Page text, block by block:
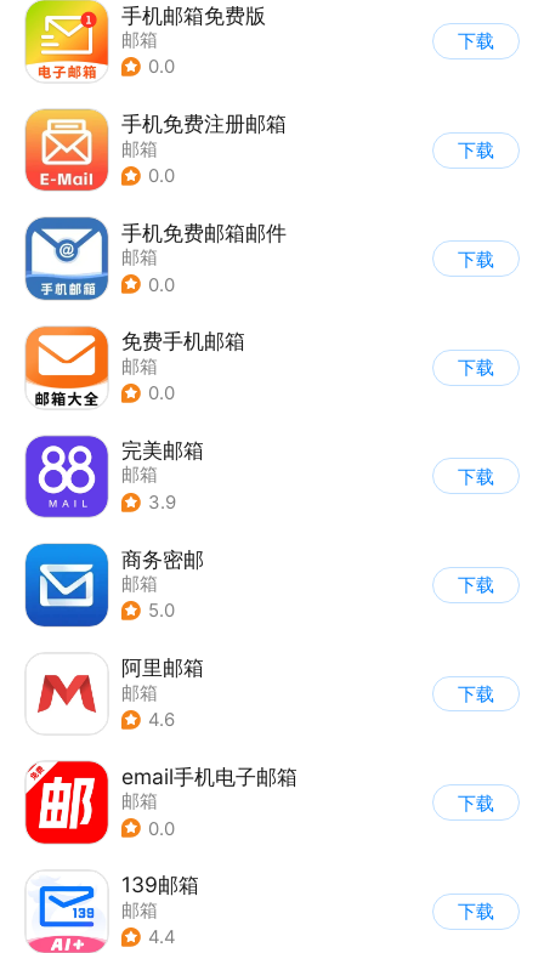
手机邮箱免费版
邮箱
0.0
下载
手机免费注册邮箱
邮箱
0.0
下载
手机免费邮箱邮件
邮箱
0.0
下载
免费手机邮箱
邮箱
0.0
下载
完美邮箱
邮箱
3.9
下载
商务密邮
邮箱
5.0
下载
阿里邮箱
邮箱
4.6
下载
email手机电子邮箱
邮箱
0.0
下载
139邮箱
邮箱
4.4
下载